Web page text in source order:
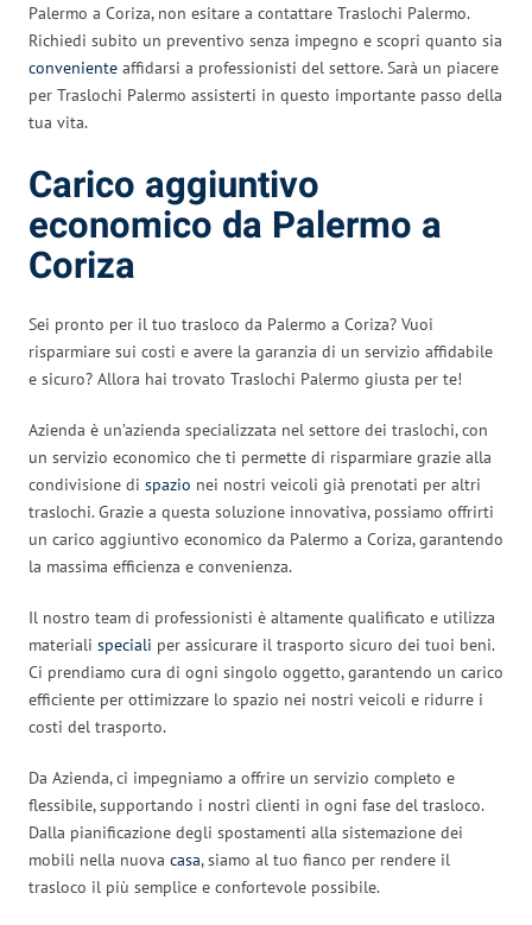
Palermo a Coriza, non esitare a contattare Traslochi Palermo.
Richiedi subito un preventivo senza impegno e scopri quanto sia
conveniente affidarsi a professionisti del settore. Sarà un piacere
per Traslochi Palermo assisterti in questo importante passo della
tua vita.
Carico aggiuntivo
economico da Palermo a
Coriza
Sei pronto per il tuo trasloco da Palermo a Coriza? Vuoi
risparmiare sui costi e avere la garanzia di un servizio affidabile
e sicuro? Allora hai trovato Traslochi Palermo giusta per te!
Azienda è un’azienda specializzata nel settore dei traslochi, con
un servizio economico che ti permette di risparmiare grazie alla
condivisione di spazio nei nostri veicoli già prenotati per altri
traslochi. Grazie a questa soluzione innovativa, possiamo offrirti
un carico aggiuntivo economico da Palermo a Coriza, garantendo
la massima efficienza e convenienza.
Il nostro team di professionisti è altamente qualificato e utilizza
materiali speciali per assicurare il trasporto sicuro dei tuoi beni.
Ci prendiamo cura di ogni singolo oggetto, garantendo un carico
efficiente per ottimizzare lo spazio nei nostri veicoli e ridurre i
costi del trasporto.
Da Azienda, ci impegniamo a offrire un servizio completo e
flessibile, supportando i nostri clienti in ogni fase del trasloco.
Dalla pianificazione degli spostamenti alla sistemazione dei
mobili nella nuova casa, siamo al tuo fianco per rendere il
trasloco il più semplice e confortevole possibile.